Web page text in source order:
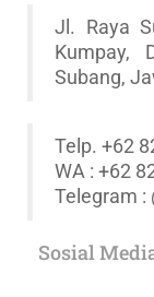
Jl. Raya
Kumpay,
Subang,
Telp. +62
WA : +62
Telegram :
Sosial